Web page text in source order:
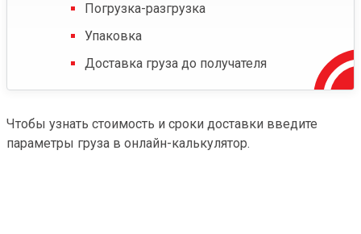
Погрузка-разгрузка
Упаковка
Доставка груза до получателя
Чтобы узнать стоимость и сроки доставки введите
параметры груза в онлайн-калькулятор.